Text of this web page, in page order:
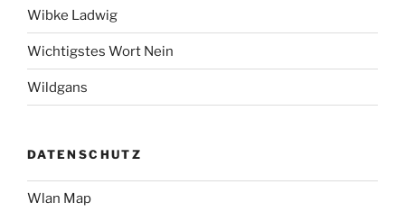
Wibke Ladwig
Wichtigstes Wort Nein
Wildgans
DATENSCHUTZ
Wlan Map